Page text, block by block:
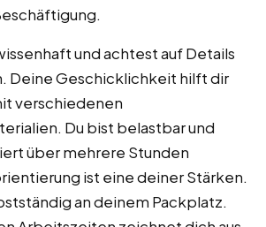
und achtest auf Details
Deine Geschicklichkeit hilft dir
verschiedenen
Du bist belastbar und
über mehrere Stunden
ist eine deiner Stärken.
an deinem Packplatz.